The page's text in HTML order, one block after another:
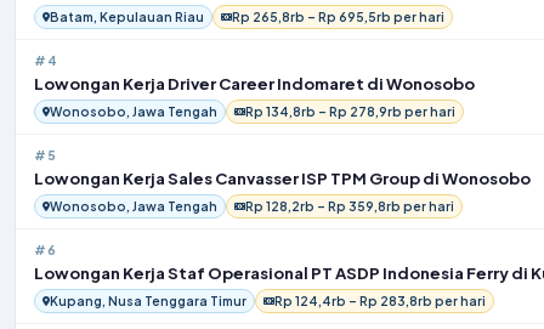
Batam, Kepulauan Riau Rp 265,8rb – Rp 695,5rb per hari
#4
Lowongan Kerja Driver Career Indomaret di Wonosobo
Wonosobo, Jawa Tengah Rp 134,8rb – Rp 278,9rb per hari
#5
Lowongan Kerja Sales Canvasser ISP TPM Group di Wonosobo
Wonosobo, Jawa Tengah Rp 128,2rb – Rp 359,8rb per hari
#6
Lowongan Kerja Staf Operasional PT ASDP Indonesia Ferry di
Kupang, Nusa Tenggara Timur Rp 124,4rb – Rp 283,8rb per hari